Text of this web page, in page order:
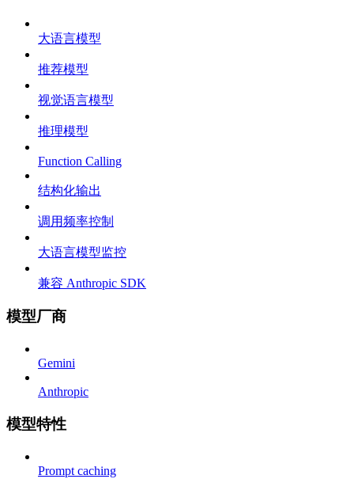
大语言模型
推荐模型
视觉语言模型
推理模型
Function Calling
结构化输出
调用频率控制
大语言模型监控
兼容 Anthropic SDK
模型厂商
Gemini
Anthropic
模型特性
Prompt caching